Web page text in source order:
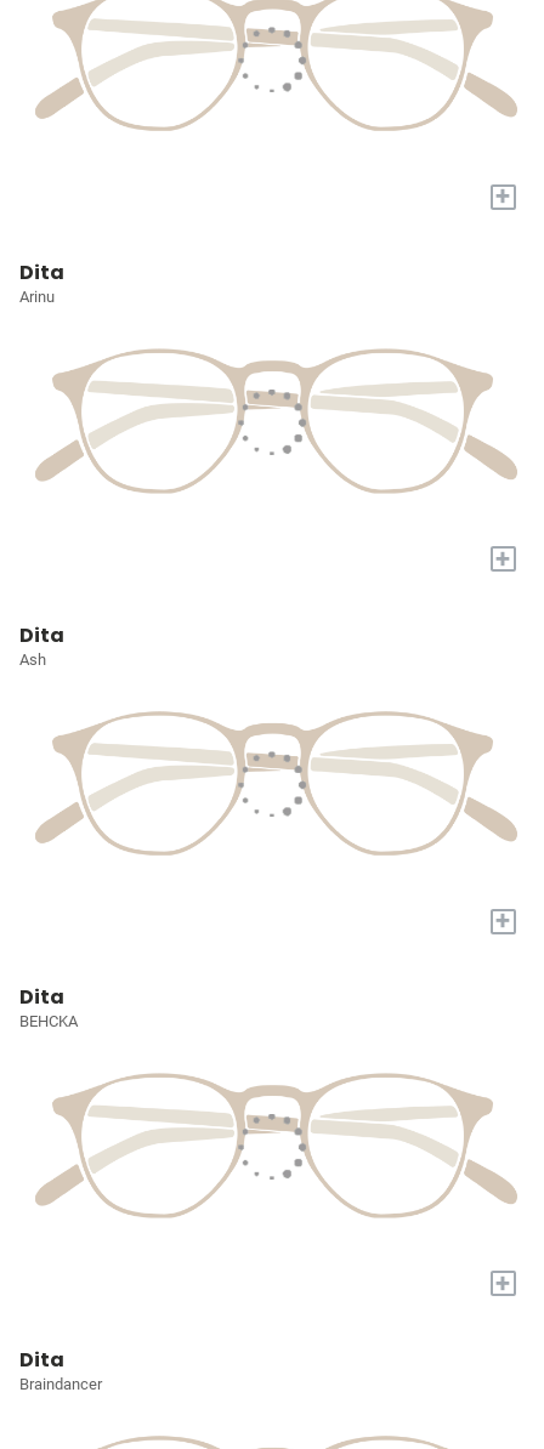
+
Dita
Arinu
+
Dita
Ash
+
Dita
BEHCKA
+
Dita
Braindancer